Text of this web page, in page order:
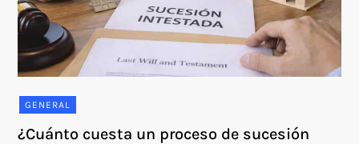
GENERAL
¿Cuánto cuesta un proceso de sucesión